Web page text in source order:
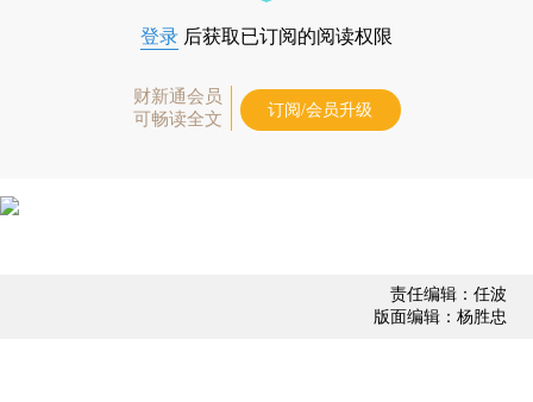
登录 后获取已订阅的阅读权限
财新通会员
可畅读全文
订阅/会员升级
责任编辑：任波
版面编辑：杨胜忠